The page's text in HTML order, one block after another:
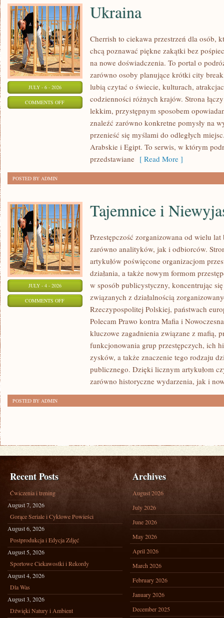
JULY - 6 - 2026
COMMENTS OFFON
Ukraina
Cherrish to ciekawa przestrzeń dla osób,
chcą poznawać piękne zakątki bez
na nowe doświadczenia. To portal o
zarówno osoby planujące krótki city
lubią czytać o świecie, kulturach,
codzienności różnych krajów. Strona
lekkim, przystępnym sposobem
znaleźć zarówno konkretne pomysły na
przenieść się myślami do odległych
Arabskie i Egipt. To serwis, w którym
przedstawiane [ Read More ]
POSTED BY ADMIN
JULY - 4 - 2026
COMMENTS OFFON
TAJEMNICE
NIEWYJAŚNIONE
Tajemnice i
Przestępczość zorganizowana od wielu
zarówno analityków, jak i odbiorców.
artykułów poświęcone organizacjom
działania, a także nowym formom
w sposób publicystyczny, koncentrując
związanych z działalnością
Rzeczypospolitej Polskiej, państwach
Polecam Prawo kontra Mafia i
kluczowe zagadnienia związane z mafią,
funkcjonowania grup przestępczych, ich
zysków, a także znaczenie tego rodzaju
publicznego. Dzięki licznym artykułom
zarówno historyczne wydarzenia, jak i
POSTED BY ADMIN
Recent Posts
Ćwiczenia i trening
August 7, 2026
Gorące Seriale i Cyklowe Powieści
August 6, 2026
Postprodukcja i Edycja Zdjęć
August 5, 2026
Sportowe Ciekawostki i Rekordy
August 4, 2026
Dla Was
August 3, 2026
Dźwięki Natury i Ambient
Archives
August 2026
July 2026
June 2026
May 2026
April 2026
March 2026
February 2026
January 2026
December 2025